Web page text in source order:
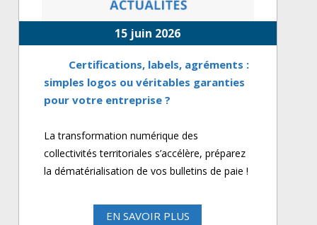
15 juin 2026
Certifications, labels, agréments :
simples logos ou véritables garanties
pour votre entreprise ?
La transformation numérique des
collectivités territoriales s’accélère, préparez
la dématérialisation de vos bulletins de paie !
EN SAVOIR PLUS